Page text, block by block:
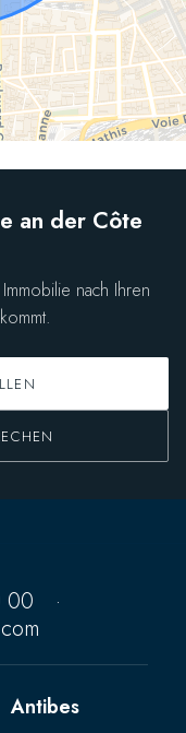
an der Côte
nach Ihren
00
·
Antibes